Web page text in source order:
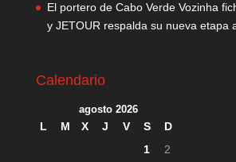
El portero de Cabo Verde Vozinha
y JETOUR respalda su nueva etapa
Calendario
agosto 2026
L M X J V S
D
1
2